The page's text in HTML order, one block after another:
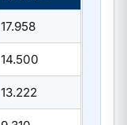
17.958
14.500
13.222